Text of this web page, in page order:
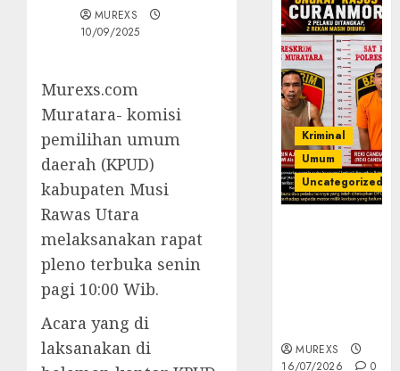
MUREXS
10/09/2025
Murexs.com
Muratara- komisi
pemilihan umum
daerah (KPUD)
kabupaten Musi
Rawas Utara
melaksanakan rapat
pleno terbuka senin
pagi 10:00 Wib.
Acara yang di
laksanakan di
Kriminal
Umum
Uncategorized
MUREXS
16/07/2026
0